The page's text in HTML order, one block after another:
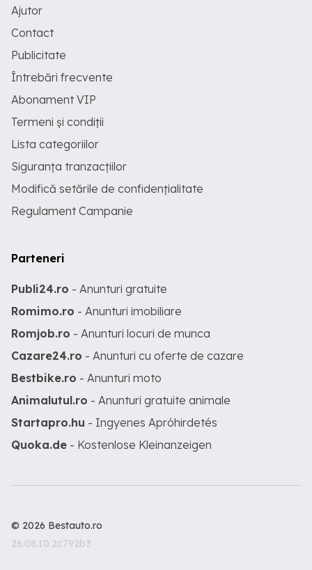
Ajutor
Contact
Publicitate
Întrebări frecvente
Abonament VIP
Termeni și condiții
Lista categoriilor
Siguranța tranzacțiilor
Modifică setările de confidențialitate
Regulament Campanie
Parteneri
Publi24.ro - Anunturi gratuite
Romimo.ro - Anunturi imobiliare
Romjob.ro - Anunturi locuri de munca
Cazare24.ro - Anunturi cu oferte de cazare
Bestbike.ro - Anunturi moto
Animalutul.ro - Anunturi gratuite animale
Startapro.hu - Ingyenes Apróhirdetés
Quoka.de - Kostenlose Kleinanzeigen
© 2026 Bestauto.ro
26.08.10.2c792b3